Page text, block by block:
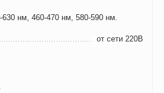
нм, 460-470 нм, 580-590 нм.
от сети 220В